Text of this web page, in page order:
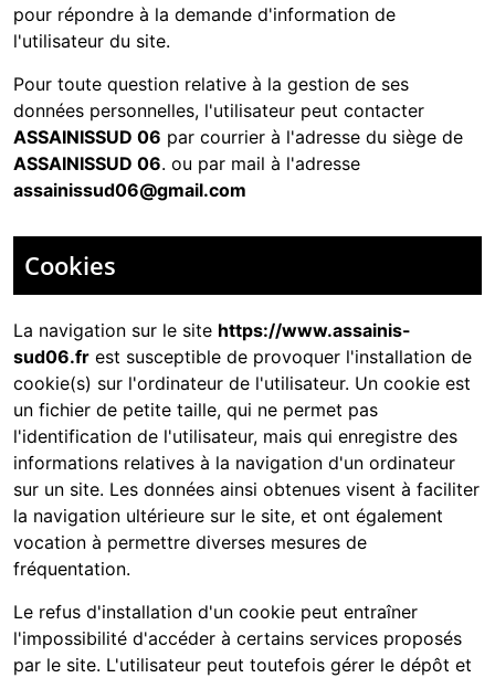
pour répondre à la demande d'information de
l'utilisateur du site.
Pour toute question relative à la gestion de ses
données personnelles, l'utilisateur peut contacter
ASSAINISSUD 06 par courrier à l'adresse du siège de
ASSAINISSUD 06. ou par mail à l'adresse
assainissud06@gmail.com
Cookies
La navigation sur le site https://www.assainis-
sud06.fr est susceptible de provoquer l'installation de
cookie(s) sur l'ordinateur de l'utilisateur. Un cookie est
un fichier de petite taille, qui ne permet pas
l'identification de l'utilisateur, mais qui enregistre des
informations relatives à la navigation d'un ordinateur
sur un site. Les données ainsi obtenues visent à faciliter
la navigation ultérieure sur le site, et ont également
vocation à permettre diverses mesures de
fréquentation.
Le refus d'installation d'un cookie peut entraîner
l'impossibilité d'accéder à certains services proposés
par le site. L'utilisateur peut toutefois gérer le dépôt et